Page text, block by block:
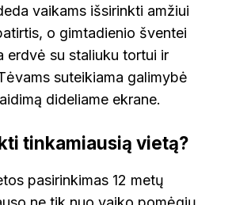
vaikams išsirinkti amžiui
o gimtadienio šventei
erdvė su staliuku tortui ir
suteikiama galimybė
dideliame ekrane.
tinkamiausią vietą?
pasirinkimas 12 metų